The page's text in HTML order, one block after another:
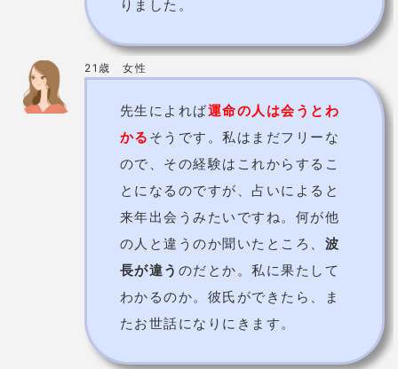
来年出会うみたいですね。何が他
の人と違うのか聞いたところ、波
長が違う
たお世話になりにきます。
田中佑季先生の基本情報
姓名判断/風水気学/人相・手相など
価格
初回：5,000円（40分）
2回目以降：3,000円（40